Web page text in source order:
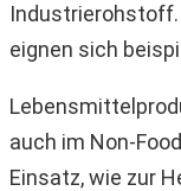
eignen sich
auch im Non-
Einsatz, wie zur